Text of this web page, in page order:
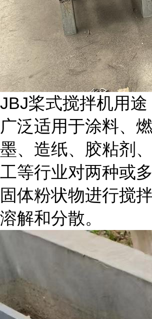
JBJ桨式搅拌机用途
广泛适用于涂料、
墨、造纸、胶粘剂
工等行业对两种或
固体粉状物进行搅
溶解和分散。